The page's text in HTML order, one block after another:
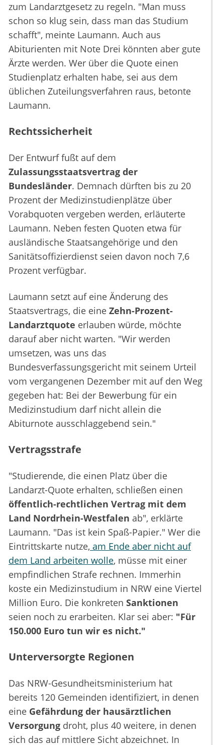
zum Landarztgesetz zu regeln. "Man muss
schon so klug sein, dass man das Studium
schafft", meinte Laumann. Auch aus
Abiturienten mit Note Drei könnten aber gute
Ärzte werden. Wer über die Quote einen
Studienplatz erhalten habe, sei aus dem
üblichen Zuteilungsverfahren raus, betonte
Laumann.
Rechtssicherheit
Der Entwurf fußt auf dem
Zulassungsstaatsvertrag der
Bundesländer. Demnach dürften bis zu 20
Prozent der Medizinstudienplätze über
Vorabquoten vergeben werden, erläuterte
Laumann. Neben festen Quoten etwa für
ausländische Staatsangehörige und den
Sanitätsoffizierdienst seien davon noch 7,6
Prozent verfügbar.
Laumann setzt auf eine Änderung des
Staatsvertrags, die eine Zehn-Prozent-
Landarztquote erlauben würde, möchte
darauf aber nicht warten. "Wir werden
umsetzen, was uns das
Bundesverfassungsgericht mit seinem Urteil
vom vergangenen Dezember mit auf den Weg
gegeben hat: Bei der Bewerbung für ein
Medizinstudium darf nicht allein die
Abiturnote ausschlaggebend sein."
Vertragsstrafe
"Studierende, die einen Platz über die
Landarzt-Quote erhalten, schließen einen
öffentlich-rechtlichen Vertrag mit dem
Land Nordrhein-Westfalen ab", erklärte
Laumann. "Das ist kein Spaß-Papier." Wer die
Eintrittskarte nutze, am Ende aber nicht auf
dem Land arbeiten wolle, müsse mit einer
empfindlichen Strafe rechnen. Immerhin
koste ein Medizinstudium in NRW eine Viertel
Million Euro. Die konkreten Sanktionen
seien noch zu erarbeiten. Klar sei aber: "Für
150.000 Euro tun wir es nicht."
Unterversorgte Regionen
Das NRW-Gesundheitsministerium hat
bereits 120 Gemeinden identifiziert, in denen
eine Gefährdung der hausärztlichen
Versorgung droht, plus 40 weitere, in denen
sich das auf mittlere Sicht abzeichnet. In